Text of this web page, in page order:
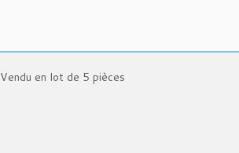
Vendu en lot de 5 pièces